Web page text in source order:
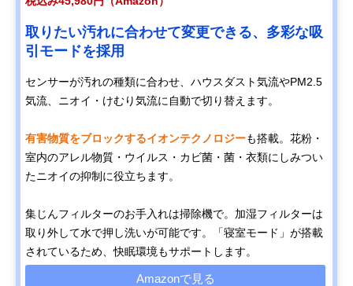
取りたい汚れに合わせて変更できる、多彩な吸
引モードを採用
センサーが汚れの種類に合わせ、ハウスダスト気流やPM2.5
気流、ニオイ・けむり気流に自動で切り替えます。
有害物質をブロックするイオンテクノロジーも搭載。花粉・
室内のアレル物質・ウイルス・カビ菌・菌・衣類にしみつい
たニオイの抑制に役立ちます。
集じんフィルターのお手入れは掃除機で。加湿フィルターは
取り外して水で押し洗いが可能です。「寝室モード」が搭載
されているため、快眠環境もサポートします。
Amazonで見る